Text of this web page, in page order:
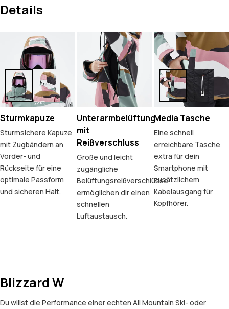
Details
Sturmkapuze
Sturmsichere Kapuze
mit Zugbändern an
Vorder- und
Rückseite für eine
optimale Passform
und sicheren Halt.
Unterarmbelüftung
mit
Reißverschluss
Große und leicht
zugängliche
Belüftungsreißverschlüsse
ermöglichen dir einen
schnellen
Luftaustausch.
Media Tasche
Eine schnell
erreichbare Tasche
extra für dein
Smartphone mit
zusätzlichem
Kabelausgang für
Kopfhörer.
Blizzard W
Du willst die Performance einer echten All Mountain Ski- oder